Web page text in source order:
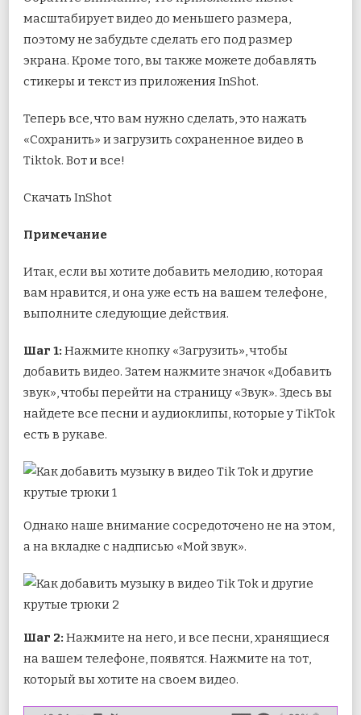
масштабирует видео до меньшего размера,
поэтому не забудьте сделать его под размер
экрана. Кроме того, вы также можете добавлять
стикеры и текст из приложения InShot.
Теперь все, что вам нужно сделать, это нажать
«Сохранить» и загрузить сохраненное видео в
Tiktok. Вот и все!
Скачать InShot
Примечание
Итак, если вы хотите добавить мелодию, которая
вам нравится, и она уже есть на вашем телефоне,
выполните следующие действия.
Шаг 1: Нажмите кнопку «Загрузить», чтобы
добавить видео. Затем нажмите значок «Добавить
звук», чтобы перейти на страницу «Звук». Здесь вы
найдете все песни и аудиоклипы, которые у TikTok
есть в рукаве.
Однако наше внимание сосредоточено не на этом,
а на вкладке с надписью «Мой звук».
Шаг 2: Нажмите на него, и все песни, хранящиеся
на вашем телефоне, появятся. Нажмите на тот,
который вы хотите на своем видео.